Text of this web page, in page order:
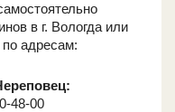
в г. Вологда или
адресам:
48-00